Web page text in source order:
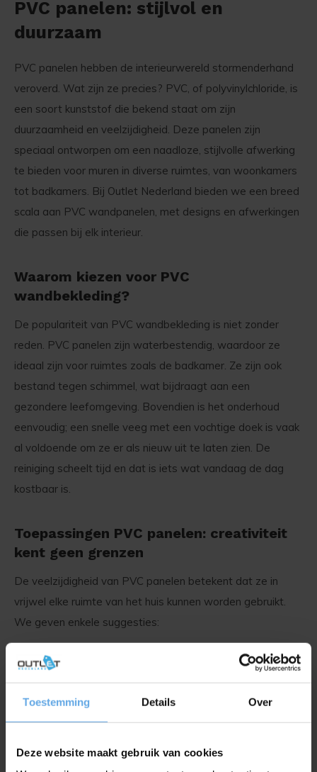
Toestemming Details Over
Deze website maakt gebruik van cookies
PVC panelen: stijlvol en
duurzaam
PVC panelen hebben de interieurwereld stormenderhand
veroverd. Wat zijn ze precies? PVC, of polyvinylchloride, is
een soort kunststof die bekend staat om zijn
duurzaamheid en veelzijdigheid. Deze panelen zijn
speciaal ontworpen om een naadloze, stijlvolle afwerking
te bieden voor muren in diverse ruimtes, van woonkamers
tot badkamers. Bij Outlet Nederland bieden we een breed
scala aan PVC wandpanelen, met designs en afwerkingen
die passen bij elk interieur.
Waarom kiezen voor PVC
wandbekleding?
De populariteit van PVC wandbekleding is niet zonder
reden. PVC panelen zijn waterbestendig, waardoor ze
ideaal zijn voor ruimtes zoals de badkamer. Ze zijn ook
bestand tegen schimmel, wat bijdraagt aan een
gezondere leefomgeving. Bovendien is het onderhoud
eenvoudig; een snelle veeg met een vochtige doek is vaak
al voldoende om ze er als nieuw uit te laten zien. De
reiniging scheelt tijd en dat is iets wat vandaag de dag
kostbaar is.
Toepassingen PVC panelen: creativiteit
kent geen grenzen
De veelzijdigheid van PVC panelen betekent dat ze in
vrijwel elke ruimte van het huis kunnen worden gebruikt.
We geven enkele suggesties:
Badkamer PVC panelen
Met hun waterbestendige eigenschappen zijn PVC
panelen ideaal voor badkamers. Ze bieden een
stijlvol alternatief voor traditionele tegels en